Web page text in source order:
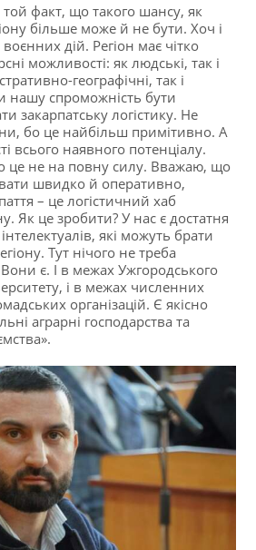
той факт, що такого шансу, як
більше може й не бути. Хоч і
дій. Регіон має чітко
можливості: як людські, так і
географічні, так і
нашу спроможність бути
закарпатську логістику. Не
бо це найбільш примітивно. А
всього наявного потенціалу.
не на повну силу. Вважаю, що
швидко й оперативно,
– це логістичний хаб
Як це зробити? У нас є достатня
інтелектуалів, які можуть брати
Тут нічого не треба
є. І в межах Ужгородського
і в межах численних
організацій. Є якісно
аграрні господарства та